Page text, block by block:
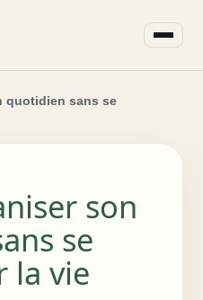
quotidien sans se
son
se
la vie